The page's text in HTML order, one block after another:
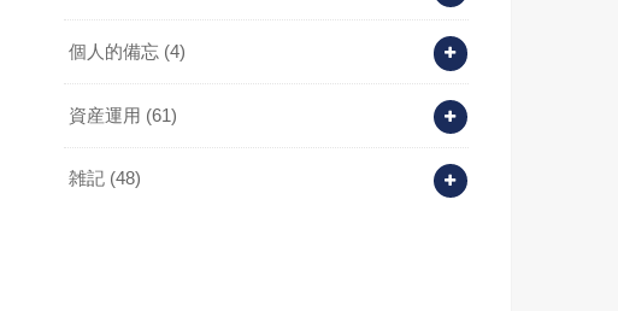
個人的備忘 (4)
資産運用 (61)
雑記 (48)